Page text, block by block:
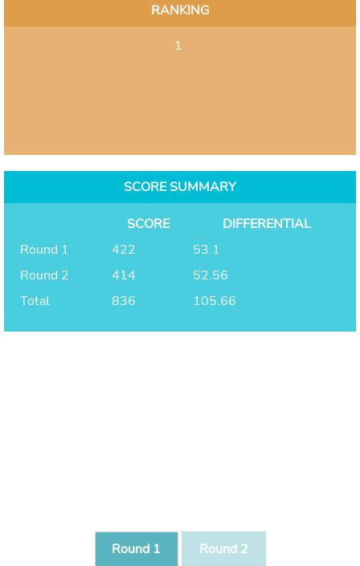
RANKING
1
SCORE SUMMARY
SCORE
DIFFERENTIAL
Round 1
422
53.1
Round 2
414
52.56
Total
836 105.66
Round 1 Round 2